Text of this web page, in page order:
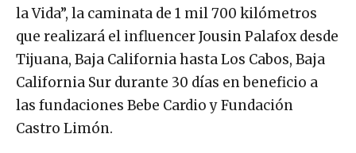
la Vida”, la caminata de 1 mil 700 kilómetros
que realizará el influencer Jousin Palafox desde
Tijuana, Baja California hasta Los Cabos, Baja
California Sur durante 30 días en beneficio a
las fundaciones Bebe Cardio y Fundación
Castro Limón.